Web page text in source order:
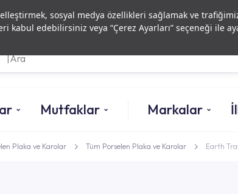
sosyal medya özellikleri sağlamak ve
kabul edebilirsiniz veya “Çerez Ayarları” seçeneği ile
Mutfaklar Markalar
Plaka ve Karolar Tüm Porselen Plaka ve Karolar Earth